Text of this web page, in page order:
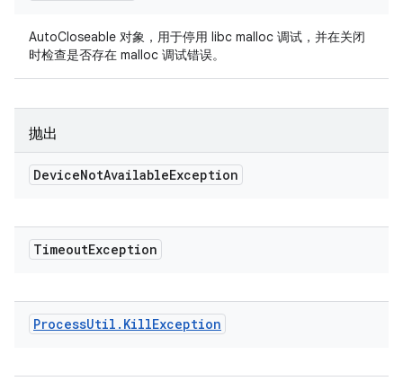
AutoCloseable 对象，用于停用 libc malloc 调试，并在关闭
时检查是否存在 malloc 调试错误。
抛出
DeviceNotAvailableException
TimeoutException
ProcessUtil . KillException